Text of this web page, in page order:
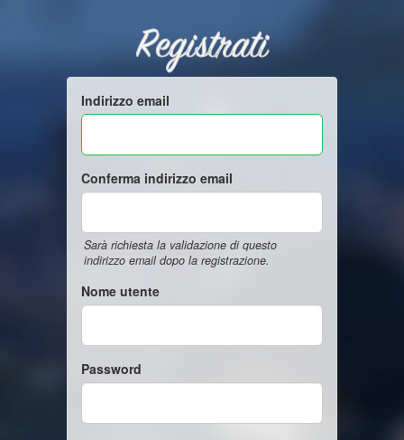
Registrati
Indirizzo email
Conferma indirizzo email
Sarà richiesta la validazione di questo
indirizzo email dopo la registrazione.
Nome utente
Password